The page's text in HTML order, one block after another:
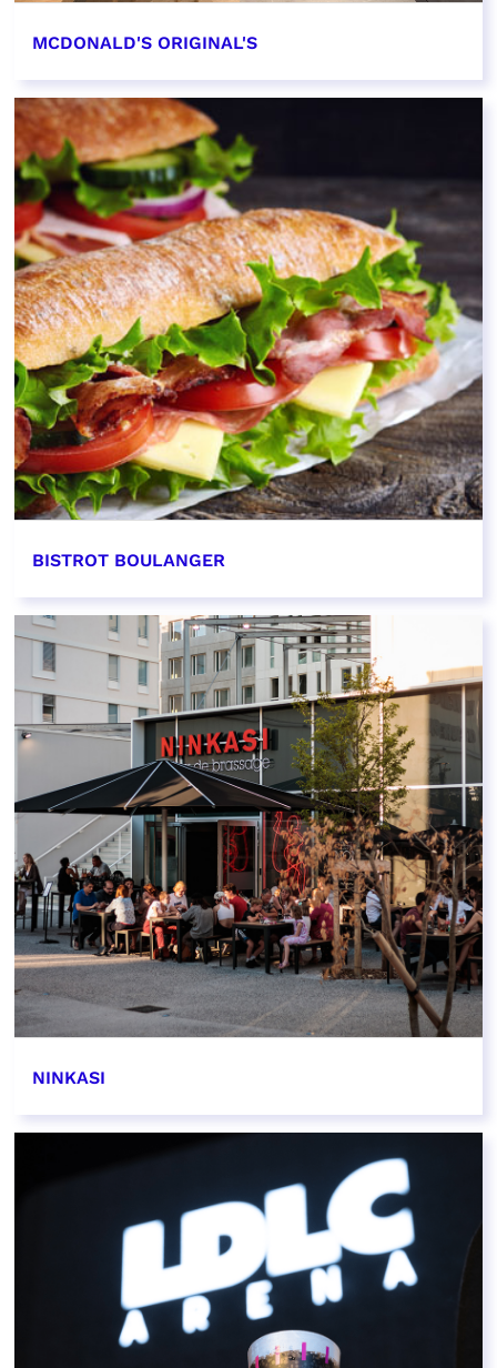
MCDONALD'S ORIGINAL'S
EN SAVOIR PLUS
BISTROT BOULANGER
EN SAVOIR PLUS
NINKASI